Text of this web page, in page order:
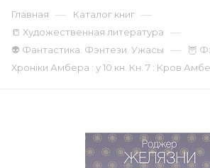
Главная — Каталог книг —
📒 Художественная литература —
👽 Фантастика. Фэнтези. Ужасы — 🦉
Хроніки Амбера : у 10 кн. Кн. 7 : Кров